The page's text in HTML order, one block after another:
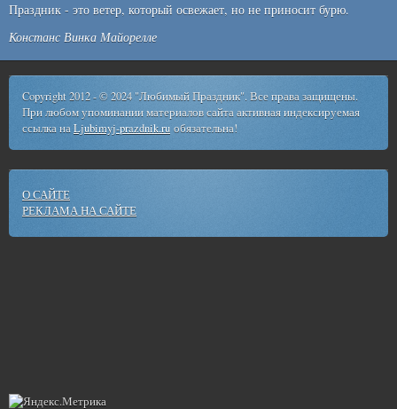
Праздник - это ветер, который освежает, но не приносит бурю.
Констанс Винка Майорелле
Copyright 2012 - © 2024 "Любимый Праздник". Все права защищены.
При любом упоминании материалов сайта активная индексируемая
ссылка наLjubimyj-prazdnik.ru обязательна!
О САЙТЕ
РЕКЛАМА НА САЙТЕ